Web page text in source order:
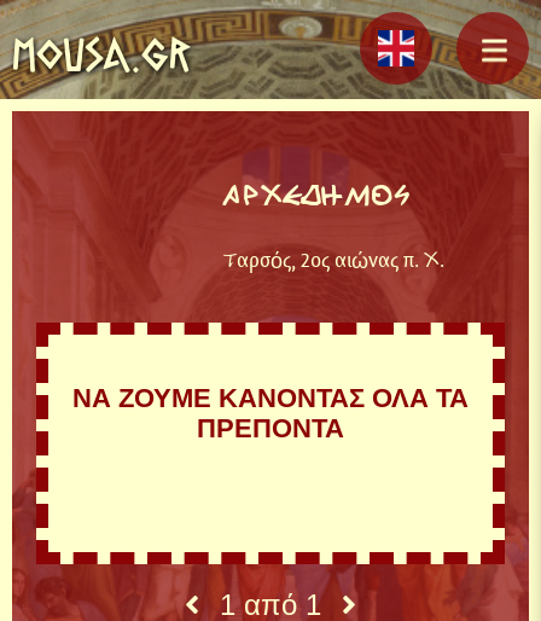
MOUSA.GR
ΑΡΧΕΔΗΜΟΣ
Ταρσός, 2ος αιώνας π. Χ.
ΝΑ ΖΟΥΜΕ ΚΑΝΟΝΤΑΣ ΟΛΑ ΤΑ
ΠΡΕΠΟΝΤΑ
1από 1